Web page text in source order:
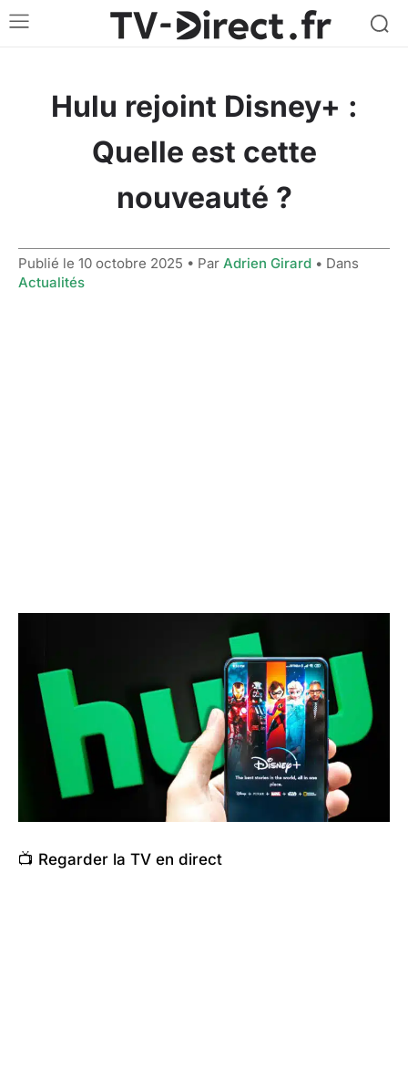
Hulu rejoint Disney+ :
Quelle est cette
nouveauté ?
Publié le 10 octobre 2025 • Par Adrien Girard • Dans
Actualités
📺 Regarder la TV en direct